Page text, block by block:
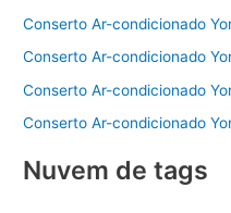
Conserto Ar-condicionado
Conserto Ar-condicionado
Conserto Ar-condicionado
Conserto Ar-condicionado
Nuvem de tags